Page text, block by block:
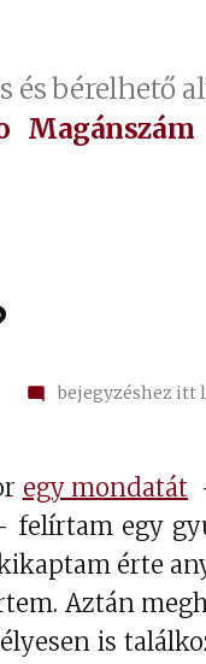
és bérelhető
Magánszám
on
bejegyzéshez itt
egy mondatát
egy
érte
Aztán
is